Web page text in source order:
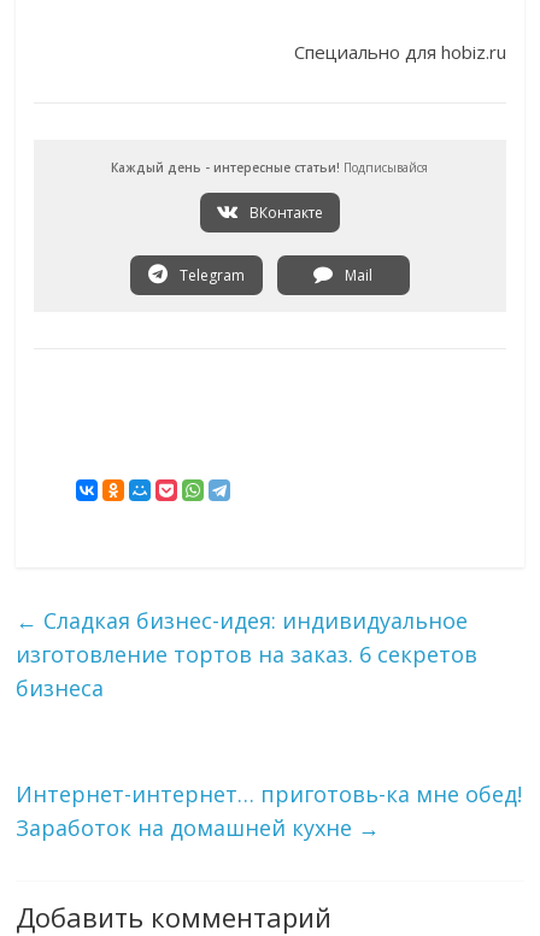
Специально для hobiz.ru
Каждый день - интересные статьи! Подписывайся
ВКонтакте
Telegram Mail
← Сладкая бизнес-идея: индивидуальное
изготовление тортов на заказ. 6 секретов
бизнеса
Интернет-интернет… приготовь-ка мне обед!
Заработок на домашней кухне →
Добавить комментарий